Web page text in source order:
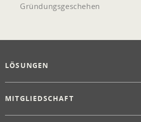
Gründungsgeschehen
LÖSUNGEN
MITGLIEDSCHAFT